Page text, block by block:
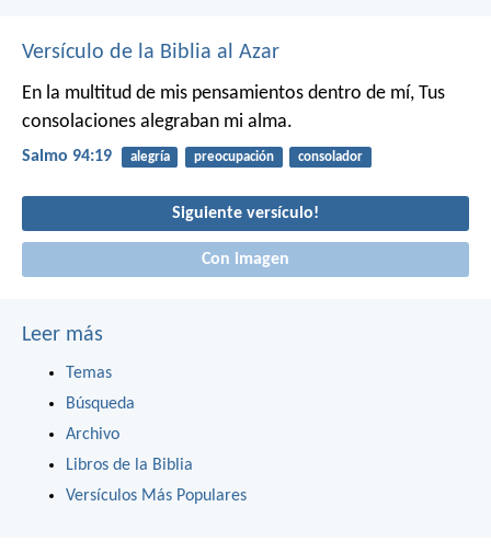
Versículo de la Biblia al Azar
En la multitud de mis pensamientos dentro de mí, Tus
consolaciones alegraban mi alma.
Salmo 94:19 alegría preocupación consolador
Siguiente versículo!
Con imagen
Leer más
Temas
Búsqueda
Archivo
Libros de la Biblia
Versículos Más Populares